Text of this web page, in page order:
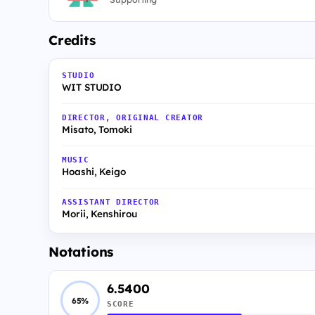
Credits
STUDIO
WIT STUDIO
DIRECTOR, ORIGINAL CREATOR
Misato, Tomoki
MUSIC
Hoashi, Keigo
ASSISTANT DIRECTOR
Morii, Kenshirou
Notations
65%
6.5400
SCORE